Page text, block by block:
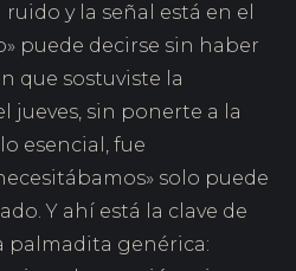
y la señal está en el
puede decirse sin haber
que sostuviste la
jueves, sin ponerte a la
esencial, fue
solo puede
Y ahí está la clave de
palmadita genérica: